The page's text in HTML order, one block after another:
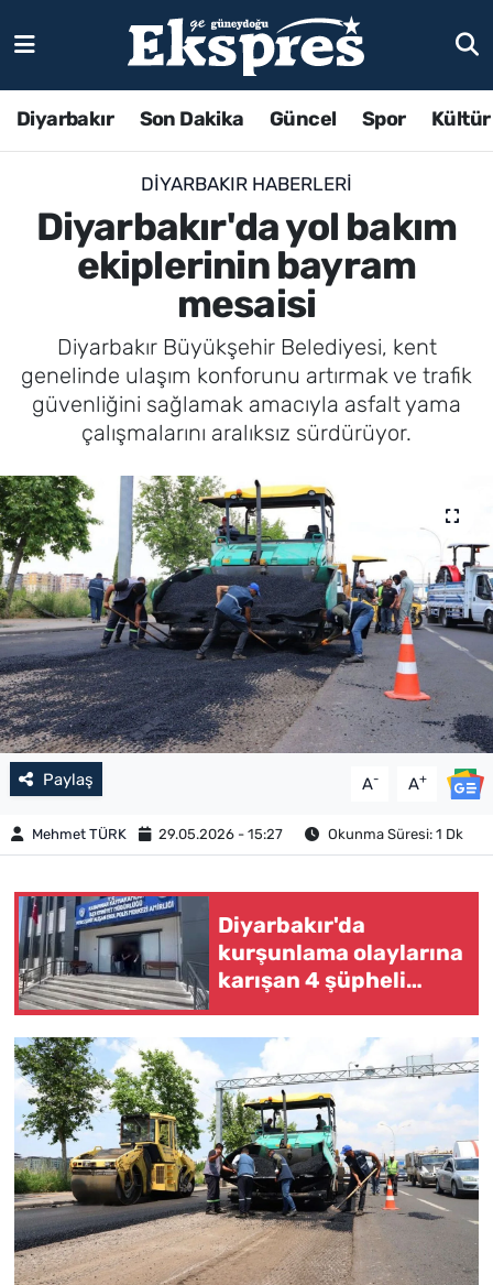
Diyarbakır Son Dakika Güncel Spor
DIYARBAKIR HABERLERI
Diyarbakır'da yol bakım
ekiplerinin bayram
mesaisi
Diyarbakır Büyükşehir Belediyesi, kent
genelinde ulaşım konforunu artırmak ve trafik
güvenliğini sağlamak amacıyla asfalt yama
çalışmalarını aralıksız sürdürüyor.
Paylaş A- A+
Mehmet TÜRK 29.05.2026 - 15:27 Okunma Süresi: 1 Dk
Diyarbakır'da
kurşunlama olaylarına
karışan 4 şüpheli